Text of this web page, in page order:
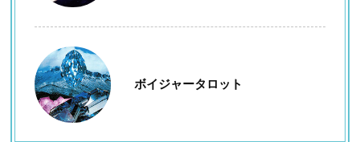
ボイジャータロット